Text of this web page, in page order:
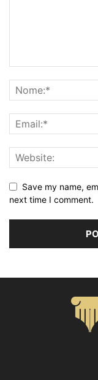
Save my name,
next time I comment.